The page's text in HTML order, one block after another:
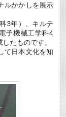
ルかかしを展示
3年）、キルテ
子機械工学科4
たものです。
て日本文化を知